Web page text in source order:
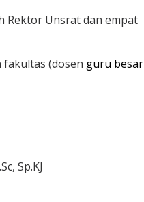
Rektor Unsrat dan empat
(dosen guru besar
Sp.KJ